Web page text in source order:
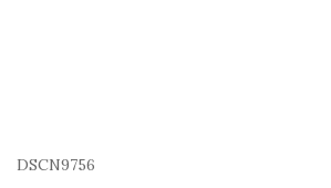
DSCN9756